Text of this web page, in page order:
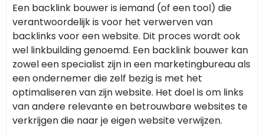
Een backlink bouwer is iemand (of een tool) die
verantwoordelijk is voor het verwerven van
backlinks voor een website. Dit proces wordt ook
wel linkbuilding genoemd. Een backlink bouwer kan
zowel een specialist zijn in een marketingbureau als
een ondernemer die zelf bezig is met het
optimaliseren van zijn website. Het doel is om links
van andere relevante en betrouwbare websites te
verkrijgen die naar je eigen website verwijzen.